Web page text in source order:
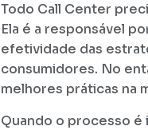
Todo Call Center
Ela é a responsável
efetividade das
consumidores. No
melhores práticas na
Quando o processo é